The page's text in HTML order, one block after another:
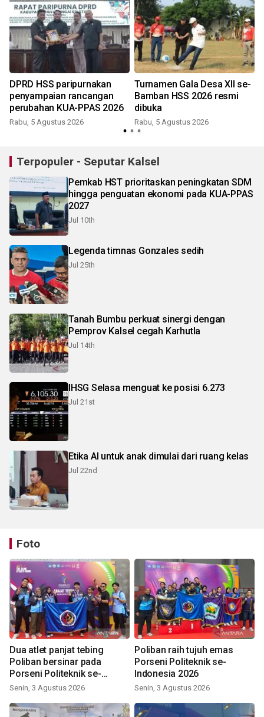
DPRD HSS paripurnakan
penyampaian rancangan
perubahan KUA-PPAS 2026
Rabu, 5 Agustus 2026
Turnamen Gala Desa XII se-
Bamban HSS 2026 resmi
dibuka
Rabu, 5 Agustus 2026
Terpopuler - Seputar Kalsel
Pemkab HST prioritaskan peningkatan SDM
hingga penguatan ekonomi pada KUA-PPAS
2027
Jul 10th
Legenda timnas Gonzales sedih
Jul 25th
Tanah Bumbu perkuat sinergi dengan
Pemprov Kalsel cegah Karhutla
Jul 14th
IHSG Selasa menguat ke posisi 6.273
Jul 21st
Etika AI untuk anak dimulai dari ruang kelas
Jul 22nd
Foto
Dua atlet panjat tebing
Poliban bersinar pada
Porseni Politeknik se-
Indonesia 2026
Senin, 3 Agustus 2026
Poliban raih tujuh emas
Porseni Politeknik se-
Indonesia 2026
Senin, 3 Agustus 2026